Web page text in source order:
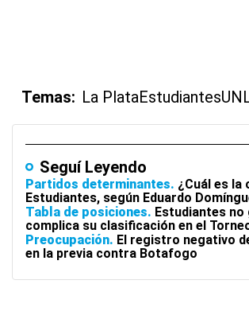
Temas: La PlataEstudiantes
Seguí Leyendo
Partidos determinantes ¿Cuál es la
Estudiantes, según Eduardo
Tabla de posiciones Estudiantes no
complica su clasificación en el
Preocupación El registro negativo
en la previa contra Botafogo